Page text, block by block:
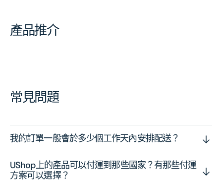
產品推介
常見問題
我的訂單一般會於多少個工作天內安排配送？
UShop上的產品可以付運到那些國家？有那些付運
方案可以選擇？